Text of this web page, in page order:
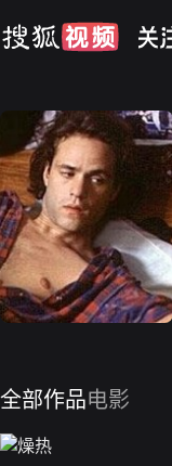
全部作品电影